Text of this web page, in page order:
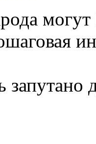
могут
запутано